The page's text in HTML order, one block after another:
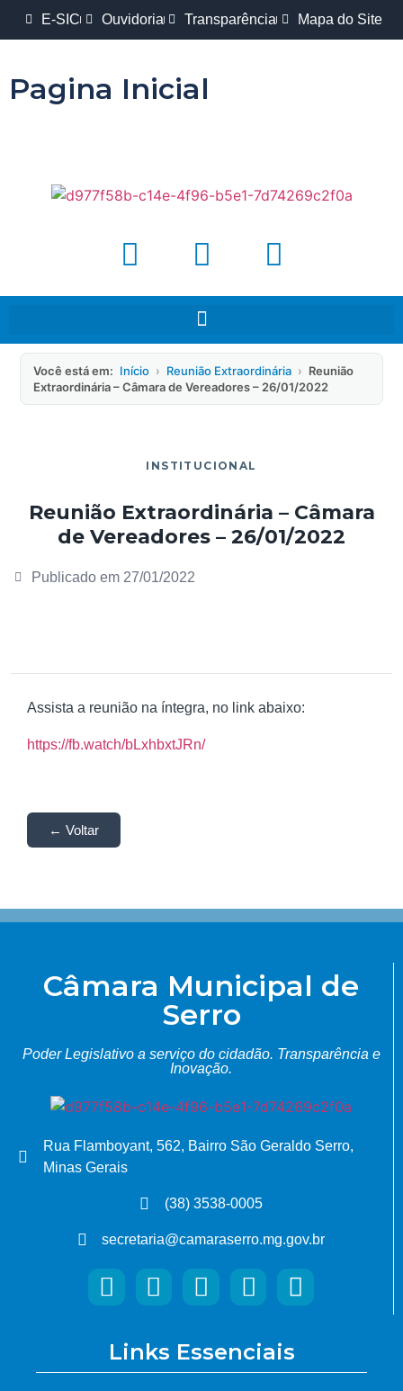
E-SIC Ouvidoria Transparência Mapa do Site
Pagina Inicial
Você está em: Início › Reunião Extraordinária › Reunião
Extraordinária – Câmara de Vereadores – 26/01/2022
INSTITUCIONAL
Reunião Extraordinária – Câmara
de Vereadores – 26/01/2022
Publicado em 27/01/2022
Assista a reunião na íntegra, no link abaixo:
https://fb.watch/bLxhbxtJRn/
← Voltar
Câmara Municipal de
Serro
Poder Legislativo a serviço do cidadão. Transparência e
Inovação.
Rua Flamboyant, 562, Bairro São Geraldo Serro,
Minas Gerais
(38) 3538-0005
secretaria@camaraserro.mg.gov.br
Links Essenciais